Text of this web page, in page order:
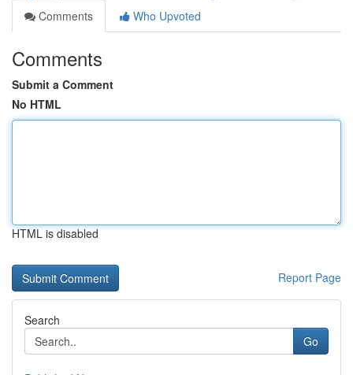
Comments
Who Upvoted
Comments
Submit a Comment
No HTML
HTML is disabled
Report Page
Search
Go